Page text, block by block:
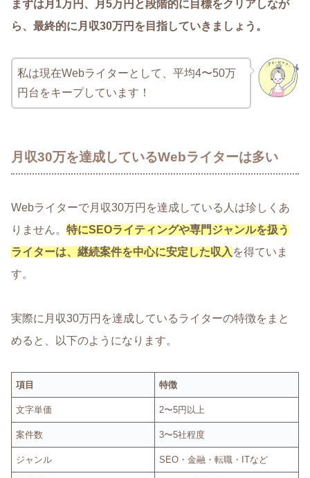
まずは月1万円、月5万円と段階的に目標をクリアしなが
ら、最終的に月収30万円を目指していきましょう。
私は現在Webライターとして、平均4〜50万
円台をキープしています！
月収30万を達成しているWebライターは多い
Webライターで月収30万円を達成している人は珍しくあ
りません。 特にSEOライティングや専門ジャンルを扱う
ライターは、継続案件を中心に安定した収入 を得ていま
す。
実際に月収30万円を達成しているライターの特徴をまと
めると、以下のようになります。
項目 特徴
文字単価 2〜5円以上
案件数 3〜5社程度
ジャンル SEO・金融・転職・ITなど